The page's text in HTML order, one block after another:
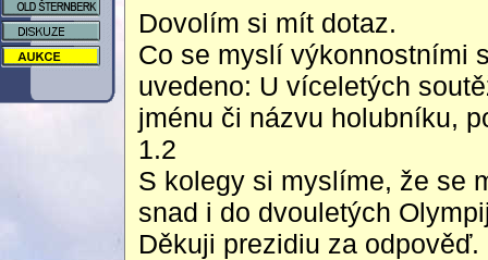
Dovolím si mít dotaz.
Co se myslí výkonnostními
uvedeno: U víceletých
jménu či názvu holubníku,
1.2
S kolegy si myslíme, že se
snad i do dvouletých
Děkuji prezidiu za odpověď.